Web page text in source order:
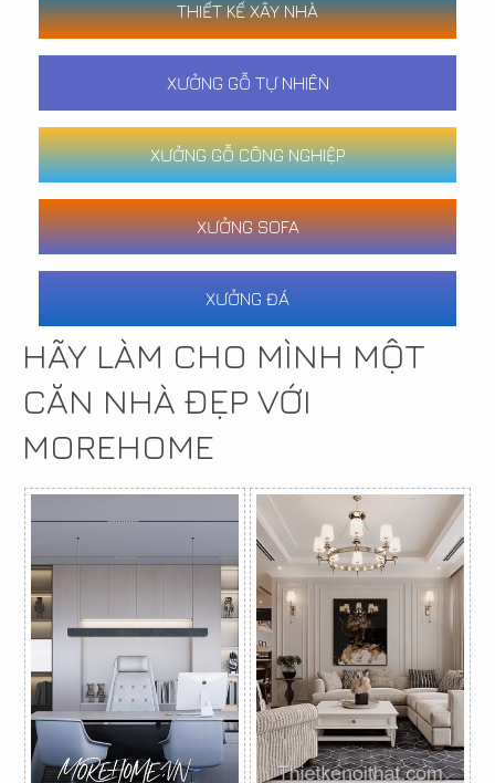
THIẾT KẾ XÂY NHÀ
XƯỞNG GỖ TỰ NHIÊN
XƯỞNG GỖ CÔNG NGHIỆP
XƯỞNG SOFA
XƯỞNG ĐÁ
HÃY LÀM CHO MÌNH MỘT
CĂN NHÀ ĐẸP VỚI
MOREHOME